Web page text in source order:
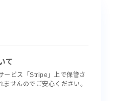
て
ービス「Stripe」上で保管さ
せんのでご安心ください。